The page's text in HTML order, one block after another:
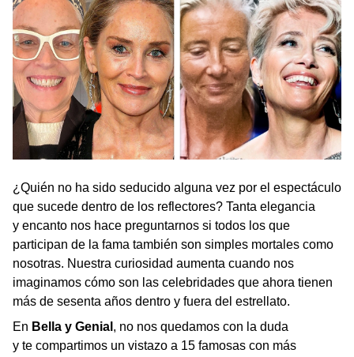
¿Quién no ha sido seducido alguna vez por el espectáculo
que sucede dentro de los reflectores? Tanta elegancia
y encanto nos hace preguntarnos si todos los que
participan de la fama también son simples mortales como
nosotras. Nuestra curiosidad aumenta cuando nos
imaginamos cómo son las celebridades que ahora tienen
más de sesenta años dentro y fuera del estrellato.
En Bella y Genial , no nos quedamos con la duda
y te compartimos un vistazo a 15 famosas con más